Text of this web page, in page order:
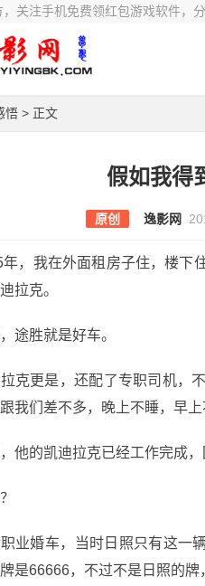
关注手机免费领红包游戏软件，
悟 > 正文
假如我得
原创 逸影网
年，我在外面租房子住，楼下
拉克。
途胜就是好车。
克更是，还配了专职司机，
我们差不多，晚上不睡，早
他的凯迪拉克已经工作完成，
业婚车，当时日照只有这一
是66666，不过不是日照的牌